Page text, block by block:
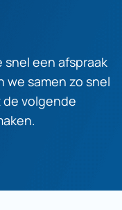
snel een afspraak
we samen zo snel
de volgende